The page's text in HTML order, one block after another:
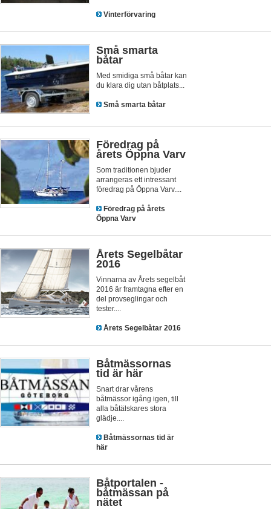
Vinterförvaring
Små smarta
båtar
Med smidiga små båtar kan
du klara dig utan båtplats...
Små smarta båtar
Föredrag på
årets Öppna Varv
Som traditionen bjuder
arrangeras ett intressant
föredrag på Öppna Varv....
Föredrag på årets
Öppna Varv
Årets Segelbåtar
2016
Vinnarna av Årets segelbåt
2016 är framtagna efter en
del provseglingar och
tester....
Årets Segelbåtar 2016
Båtmässornas
tid är här
Snart drar vårens
båtmässor igång igen, till
alla båtälskares stora
glädje....
Båtmässornas tid är
här
Båtportalen -
båtmässan på
nätet